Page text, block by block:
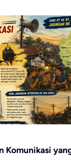
Komunikasi